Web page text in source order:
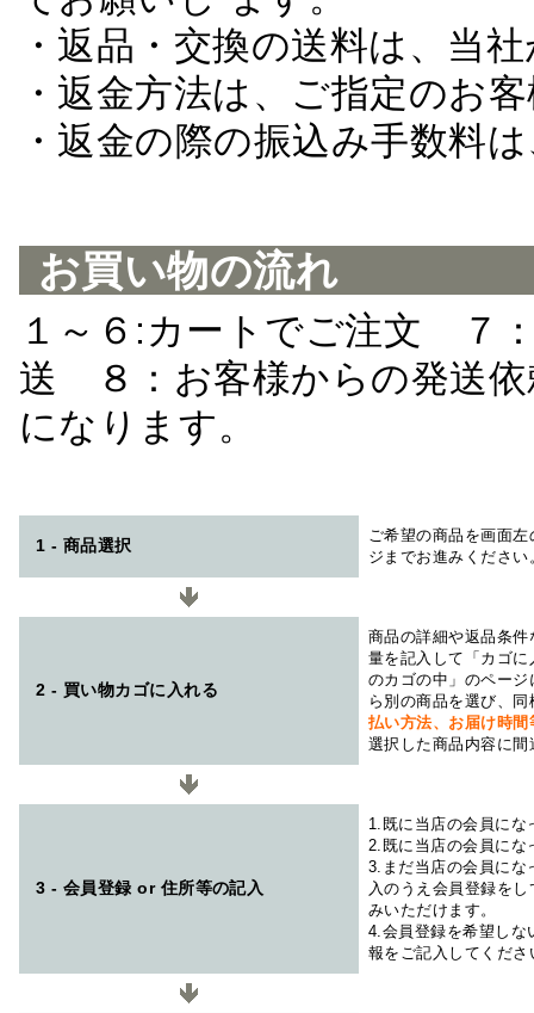
・返品・交換の送料は、当
・返金方法は、ご指定のお
・返金の際の振込み手数料
お買い物の流れ
１～６:カートでご注文 ７
送 ８：お客様からの発送
になります。
1 - 商品選択
ご希望の商品を画面
ジまでお進みください
2 - 買い物カゴに入れる
商品の詳細や返品条
量を記入して「カゴ
のカゴの中」のペー
ら別の商品を選び、
払い方法、お届け時
選択した商品内容に
3 - 会員登録 or 住所等の記入
1.既に当店の会員にな
2.既に当店の会員にな
3.まだ当店の会員にな
入のうえ会員登録を
みいただけます。
4.会員登録を希望しな
報をご記入してくださ